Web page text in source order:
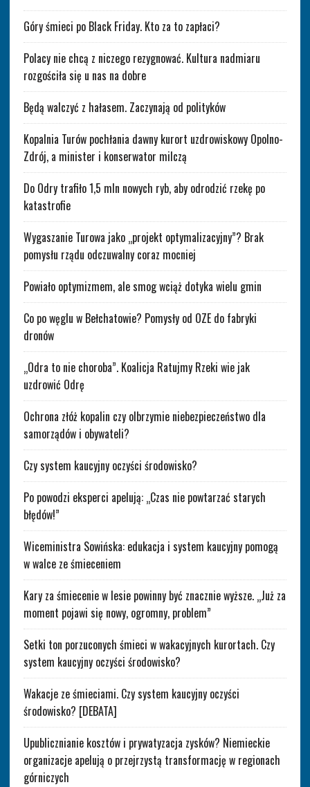
Góry śmieci po Black Friday. Kto za to zapłaci?
Polacy nie chcą z niczego rezygnować. Kultura nadmiaru
rozgościła się u nas na dobre
Będą walczyć z hałasem. Zaczynają od polityków
Kopalnia Turów pochłania dawny kurort uzdrowiskowy Opolno-
Zdrój, a minister i konserwator milczą
Do Odry trafiło 1,5 mln nowych ryb, aby odrodzić rzekę po
katastrofie
Wygaszanie Turowa jako „projekt optymalizacyjny”? Brak
pomysłu rządu odczuwalny coraz mocniej
Powiało optymizmem, ale smog wciąż dotyka wielu gmin
Co po węglu w Bełchatowie? Pomysły od OZE do fabryki
dronów
„Odra to nie choroba”. Koalicja Ratujmy Rzeki wie jak
uzdrowić Odrę
Ochrona złóż kopalin czy olbrzymie niebezpieczeństwo dla
samorządów i obywateli?
Czy system kaucyjny oczyści środowisko?
Po powodzi eksperci apelują: „Czas nie powtarzać starych
błędów!”
Wiceministra Sowińska: edukacja i system kaucyjny pomogą
w walce ze śmieceniem
Kary za śmiecenie w lesie powinny być znacznie wyższe. „Już za
moment pojawi się nowy, ogromny, problem”
Setki ton porzuconych śmieci w wakacyjnych kurortach. Czy
system kaucyjny oczyści środowisko?
Wakacje ze śmieciami. Czy system kaucyjny oczyści
środowisko? [DEBATA]
Upublicznianie kosztów i prywatyzacja zysków? Niemieckie
organizacje apelują o przejrzystą transformację w regionach
górniczych